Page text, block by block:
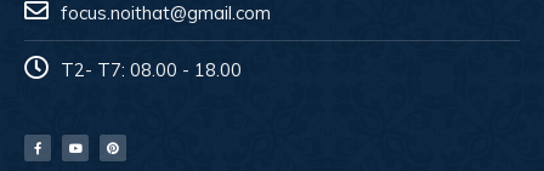
focus.noithat@gmail.com
T2- T7: 08.00 - 18.00